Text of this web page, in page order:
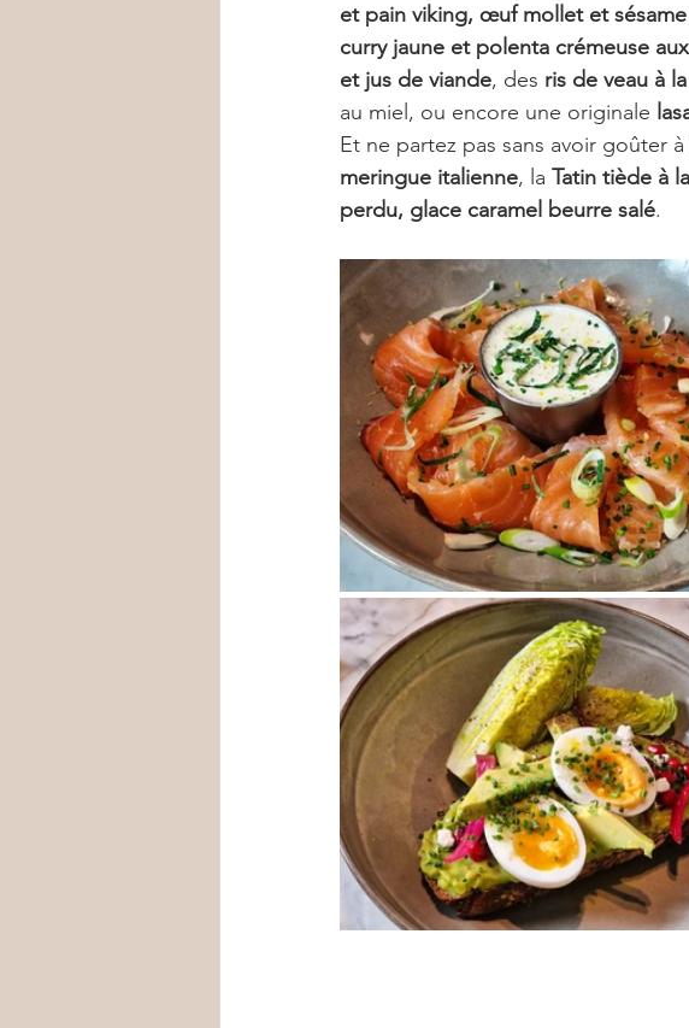
et pain viking, œuf mollet et
curry jaune et polenta crémeuse
et jus de viande, des ris de veau à
au miel, ou encore une originale
Et ne partez pas sans avoir goûter
meringue italienne, la Tatin tiède à
perdu, glace caramel beurre salé.